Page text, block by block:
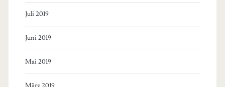
Juli 2019
Juni 2019
Mai 2019
März 2019